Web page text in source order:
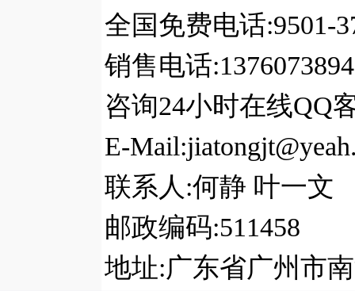
全国免费电话:9501-
销售电话
咨询24小时在线QQ
E-
联系人:何静 叶一文
邮政编码:511458
地址:广东省广州市